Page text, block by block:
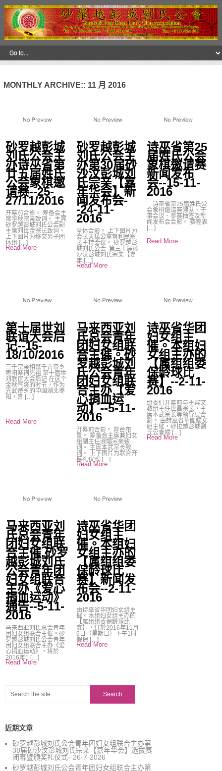
MONTHLY ARCHIVE:: 11 月 2016
砂罗越彭城
刘氏公会主
办诗巫省第
廿五届姓氏
公会象棋邀
请赛--25-
27/11/2016
开幕前合影。 筹备会主
席华秋宗亲致词。 主宾
砂罗越彭城刘氏公会副
主席刘世金宗长致词。
上下图片为移交男子团
体组 […]
Read More
砂罗越彭城
刘氏公会主
办第30届砂
沙汶彭城刘
氏宗亲【嘉
年华会】新
闻发布会-
-24-11-
2016
全体合影。 上下图片为
会长天猛公拿督利民宗
长主持会议。 砂罗越彭
城刘氏公会 第三十届砂
沙汶彭城刘氏宗亲【嘉
年 […]
Read More
诗巫省第25
届姓氏公会
象棋邀请赛
新闻发布
会--15-11-
2016
诗巫省第25届姓氏公
会象棋邀请赛领队、干
事会议、参赛抽签及新
闻发布会合影。 赛程表
[…]
Read More
第十届世刘
联谊大会后
记--15-
18/10/2016
三千宗亲相聚千古帝乡
枣阳祭祠先祖 第十届世
刘联谊大会后记 在这个
金秋气爽的时节，作为
光武帝乡的中国湖北枣
阳，喜 […]
Read More
马来西亚刘
氏总会青年
团妇女组联
合主催。砂
罗越彭城刘
氏公会青年
团妇女组联
合主办【爱
心捐血运
动】--5-11-
2016
开幕前合影。 舞台布
景。 筹备会主席兼妇女
组副主任淑媚宗亲致
词。 主席本武宗长致
词。 上下图片为联合开
幕礼仪式 […]
Read More
诗巫省华团
妇女组主
催。本组妇
女组主办的
【属组组委
保龄球比
赛】--2-11-
2016
组委们开幕前与主宾文
教组主任世昌宗长，主
席本武宗长等领导层合
影。 由詩巫省華團婦女
組主催，砂拉越彭城劉
氏公會婦 […]
Read More
马来西亚刘
氏总会青年
团妇女组联
合主催.砂罗
越彭城刘氏
公会青年团
妇女组联合
主办《爱心
捐血运动》
通告--5-11-
2016
马来西亚刘氏总会青年
团妇女组联合主催。砂
罗越彭城刘氏公会青年
团妇女组联合主办《爱
心捐血运动》，将於
2016年1 […]
Read More
诗巫省华团
妇女组主
催。本组妇
女组主办的
【属组组委
保龄球比
赛】新闻发
布会--2-11-
2016
由诗巫省华团妇女组主
催。本组妇女组主办的
【属组组委保龄球比
赛】，订於2016年11月
6日（星期日）下午1时
假保 […]
Read More
近期文章
砂罗越彭城刘氏公会青年团妇女组联合主办第
38届砂沙汶彭城刘氏宗亲【嘉年华会】选拔赛
闭幕暨颁奖礼仪式--26-7-2026
砂罗越彭城刘氏公会青年团妇女组联合主办第